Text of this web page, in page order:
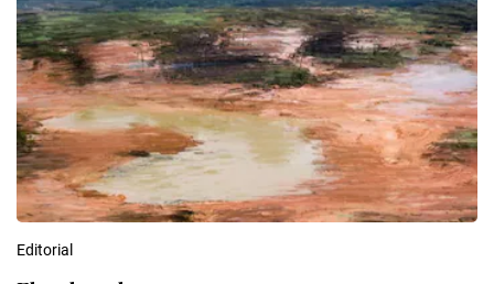
Editorial